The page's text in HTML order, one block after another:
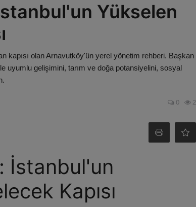
Yükselen
kapısı olan Arnavutköy'ün yerel yönetim rehberi. Başkan
uyumlu gelişimini, tarım ve doğa potansiyelini, sosyal
0 2
İstanbul'un
Kapısı